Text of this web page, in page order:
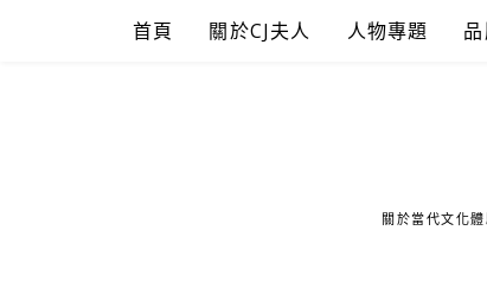
首頁 關於CJ夫人 人物專題
關於當代文化